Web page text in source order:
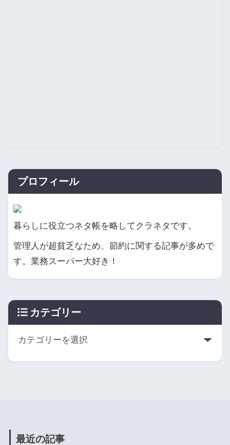
プロフィール
暮らしに役立つネタ帳を略してクラネタです。
管理人が超貧乏なため、節約に関する記事が多めで
す。業務スーパー大好き！
カテゴリー
最近の記事